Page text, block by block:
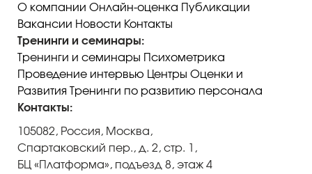
О компании Онлайн-оценка Публикации
Вакансии Новости Контакты
Тренинги и семинары:
Тренинги и семинары Психометрика
Проведение интервью Центры Оценки и
Развития Тренинги по развитию персонала
Контакты:
105082, Россия, Москва,
Спартаковский пер., д. 2, стр. 1,
БЦ «Платформа», подъезд 8, этаж 4